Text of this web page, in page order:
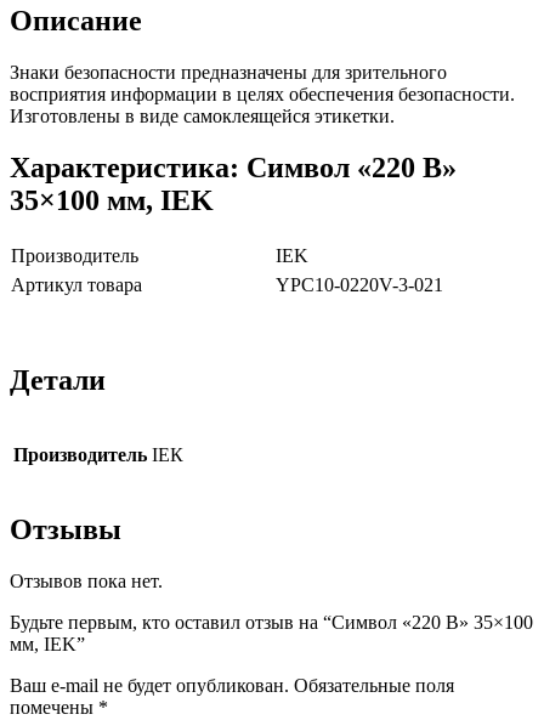
Описание
Знаки безопасности предназначены для зрительного
восприятия информации в целях обеспечения безопасности.
Изготовлены в виде самоклеящейся этикетки.
Характеристика: Символ «220 В»
35×100 мм, IEK
Производитель
IEK
Артикул товара
YPC10-0220V-3-021
Детали
Производитель ІЕК
Отзывы
Отзывов пока нет.
Будьте первым, кто оставил отзыв на “Символ «220 В» 35×100
мм, IEK”
Ваш e-mail не будет опубликован. Обязательные поля
помечены *